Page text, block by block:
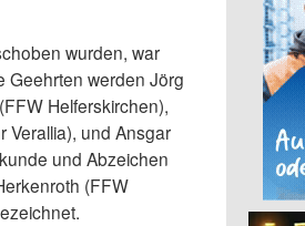
wurden, war
Geehrten werden Jörg
Helferskirchen),
Verallia), und Ansgar
und Abzeichen
(FFW